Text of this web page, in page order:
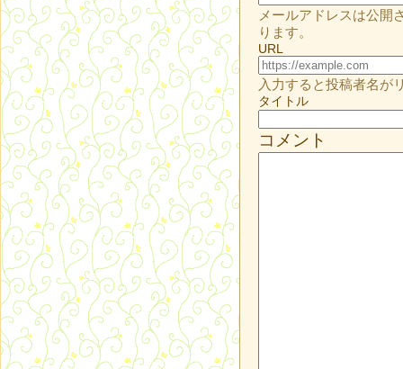
メールアドレスは公開
ります。
URL
入力すると投稿者名が
タイトル
コメント